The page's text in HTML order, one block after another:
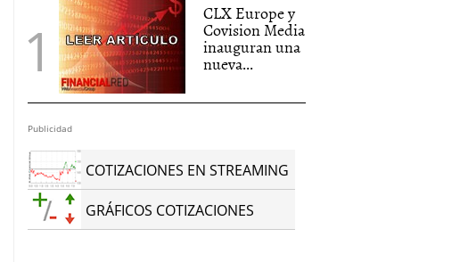
CLX Europe y
Covision Media
inauguran una
nueva...
Publicidad
COTIZACIONES EN STREAMING
GRÁFICOS COTIZACIONES